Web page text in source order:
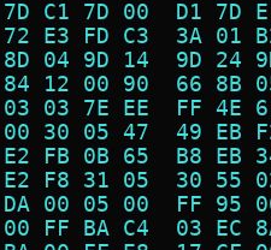
C1 7D 00  D1
E3 FD C3  3A
04 9D 14  9D
12 00 90  66
03 7E EE  FF
30 05 47  49
FB 0B 65  B8
F8 31 05  30
00 05 00  FF
FF BA C4  03